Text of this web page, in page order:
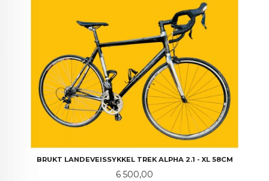
BRUKT LANDEVEISSYKKEL TREK ALPHA 2.1 - XL 58CM
Pris
6 500,00